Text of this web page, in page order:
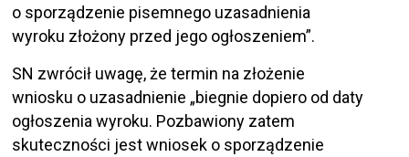
o sporządzenie pisemnego uzasadnienia
wyroku złożony przed jego ogłoszeniem”.
SN zwrócił uwagę, że termin na złożenie
wniosku o uzasadnienie „biegnie dopiero od daty
ogłoszenia wyroku. Pozbawiony zatem
skuteczności jest wniosek o sporządzenie